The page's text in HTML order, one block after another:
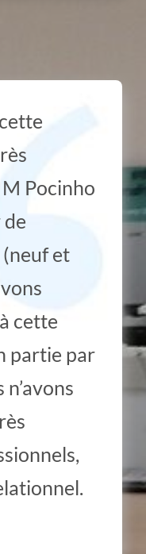
Pocinho
et
cette
partie par